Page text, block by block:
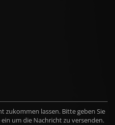
zukommen lassen. Bitte geben Sie
um die Nachricht zu versenden.